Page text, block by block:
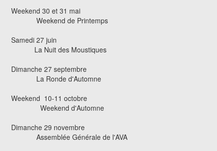
Weekend 30 et 31 mai
Weekend de Printemps
Samedi 27 juin
La Nuit des Moustiques
Dimanche 27 septembre
La Ronde d'Automne
Weekend 10-11 octobre
Weekend d'Automne
Dimanche 29 novembre
Assemblée Générale de l'AVA